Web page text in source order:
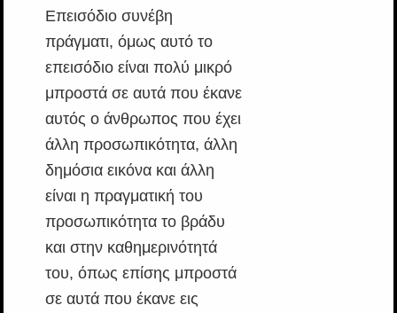
Επεισόδιο συνέβη
πράγματι, όμως αυτό το
επεισόδιο είναι πολύ μικρό
μπροστά σε αυτά που έκανε
αυτός ο άνθρωπος που έχει
άλλη προσωπικότητα, άλλη
δημόσια εικόνα και άλλη
είναι η πραγματική του
προσωπικότητα το βράδυ
και στην καθημερινότητά
του, όπως επίσης μπροστά
σε αυτά που έκανε εις